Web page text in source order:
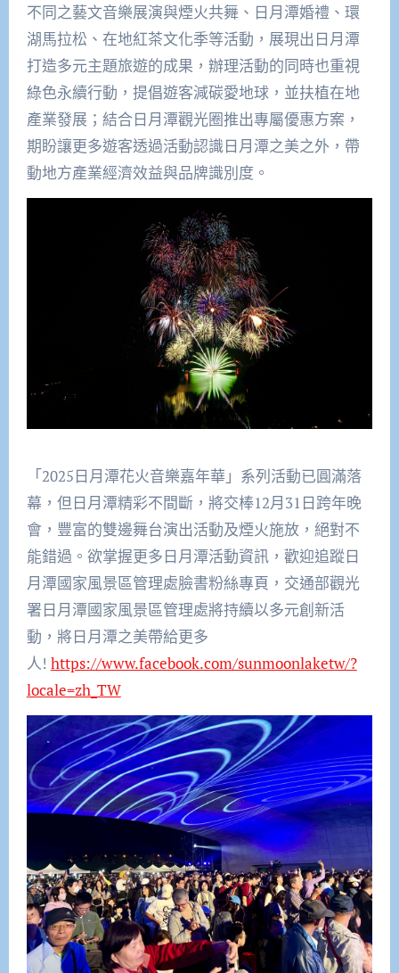
不同之藝文音樂展演與煙火共舞、日月潭婚禮、環
湖馬拉松、在地紅茶文化季等活動，展現出日月潭
打造多元主題旅遊的成果，辦理活動的同時也重視
綠色永續行動，提倡遊客減碳愛地球，並扶植在地
產業發展；結合日月潭觀光圈推出專屬優惠方案，
期盼讓更多遊客透過活動認識日月潭之美之外，帶
動地方產業經濟效益與品牌識別度。
「2025日月潭花火音樂嘉年華」系列活動已圓滿落
幕，但日月潭精彩不間斷，將交棒12月31日跨年晚
會，豐富的雙邊舞台演出活動及煙火施放，絕對不
能錯過。欲掌握更多日月潭活動資訊，歡迎追蹤日
月潭國家風景區管理處臉書粉絲專頁，交通部觀光
署日月潭國家風景區管理處將持續以多元創新活
動，將日月潭之美帶給更多
人! https://www.facebook.com/sunmoonlaketw/?
locale=zh_TW